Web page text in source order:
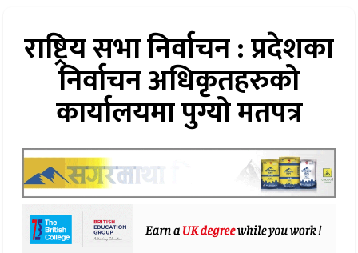
राष्ट्रिय सभा निर्वाचन : प्रदेशका
निर्वाचन अधिकृतहरुको
कार्यालयमा पुग्यो मतपत्र